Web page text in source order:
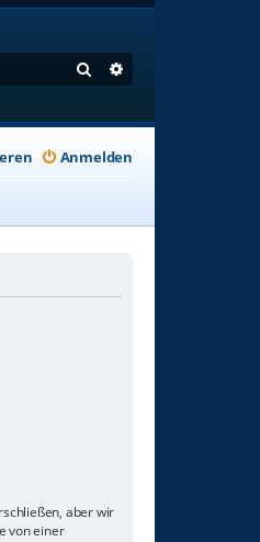
Suche
Anmelden
aber wir
von einer